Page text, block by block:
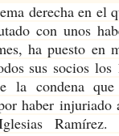
derecha en el
con unos
ha puesto en
sus socios
la condena
haber injuriado